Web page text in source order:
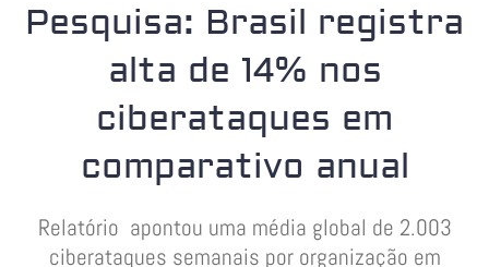
Pesquisa: Brasil registra
alta de 14% nos
ciberataques em
comparativo anual
Relatório apontou uma média global de 2.003
ciberataques semanais por organização em